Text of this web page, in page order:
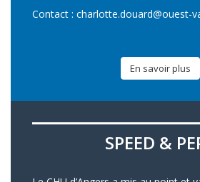
Contact : charlotte.douard@ouest-
En savoir plus
SPEED &